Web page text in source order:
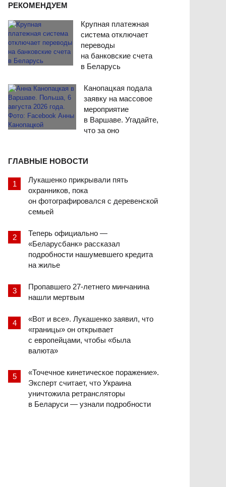
РЕКОМЕНДУЕМ
Крупная платежная
система отключает
переводы
на банковские счета
в Беларусь
Канопацкая подала
заявку на массовое
мероприятие
в Варшаве. Угадайте,
что за оно
ГЛАВНЫЕ НОВОСТИ
Лукашенко прикрывали пять
охранников, пока
он фотографировался с деревенской
семьей
Теперь официально —
«Беларусбанк» рассказал
подробности нашумевшего кредита
на жилье
Пропавшего 27-летнего минчанина
нашли мертвым
«Вот и все». Лукашенко заявил, что
«границы» он открывает
с европейцами, чтобы «была
валюта»
«Точечное кинетическое поражение».
Эксперт считает, что Украина
уничтожила ретрансляторы
в Беларуси — узнали подробности